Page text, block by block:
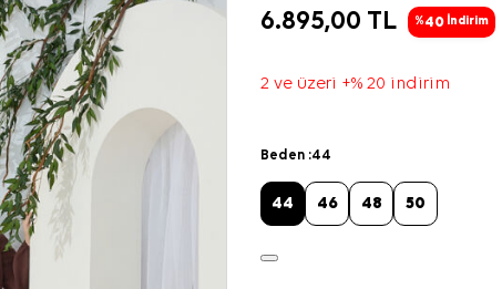
6.895,00 TL %40 İndirim
2 ve üzeri +% 20 indirim
Beden :44
44 46 48 50